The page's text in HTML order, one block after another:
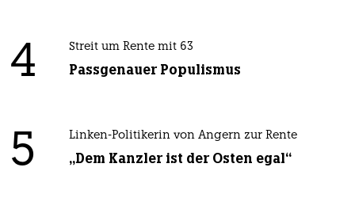
4 Streit um Rente mit 63
Passgenauer Populismus
5 Linken-Politikerin von Angern zur Rente
„Dem Kanzler ist der Osten egal“